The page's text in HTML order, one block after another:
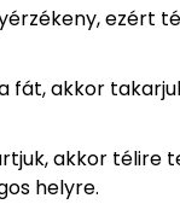
ezért
fát, akkor
akkor télire
helyre.